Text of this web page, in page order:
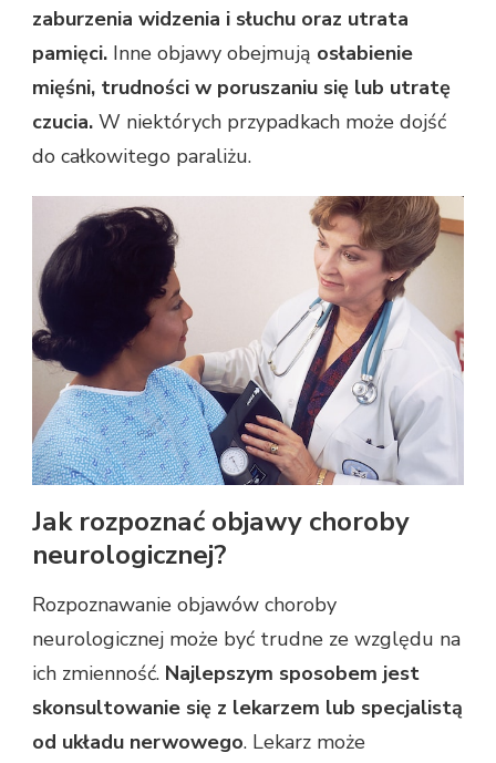
zaburzenia widzenia i słuchu oraz utrata
pamięci. Inne objawy obejmują osłabienie
mięśni, trudności w poruszaniu się lub utratę
czucia. W niektórych przypadkach może dojść
do całkowitego paraliżu.
Jak rozpoznać objawy choroby
neurologicznej?
Rozpoznawanie objawów choroby
neurologicznej może być trudne ze względu na
ich zmienność. Najlepszym sposobem jest
skonsultowanie się z lekarzem lub specjalistą
od układu nerwowego. Lekarz może